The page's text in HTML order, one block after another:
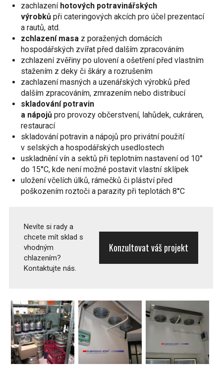
zachlazení hotových potravinářských
výrobků při cateringových akcích pro účel prezentací
a rautů, atd.
zchlazení masa z poražených domácích
hospodářských zvířat před dalším zpracováním
zchlazení zvěřiny po ulovení a ošetření před vlastním
stažením z deky či škáry a rozrušením
zachlazení masných a uzenářských výrobků před
dalším zpracováním, zmrazením nebo distribucí
skladování potravin
a nápojůpro provozy občerstvení, lahůdek, cukráren,
restaurací
skladování potravin a nápojů pro privátní použití
v selských a hospodářských usedlostech
uskladnění vín a sektů při teplotním nastavení od 10°
do 15°C, kde není možné postavit vlastní sklípek
uložení včelích úlků, rámečků či pláství před
poškozením roztoči a parazity při teplotách 8°C
Nevíte si rady a
chcete mít sklad s
vhodným
chlazením?
Kontaktujte nás.
Konzultovat váš projekt